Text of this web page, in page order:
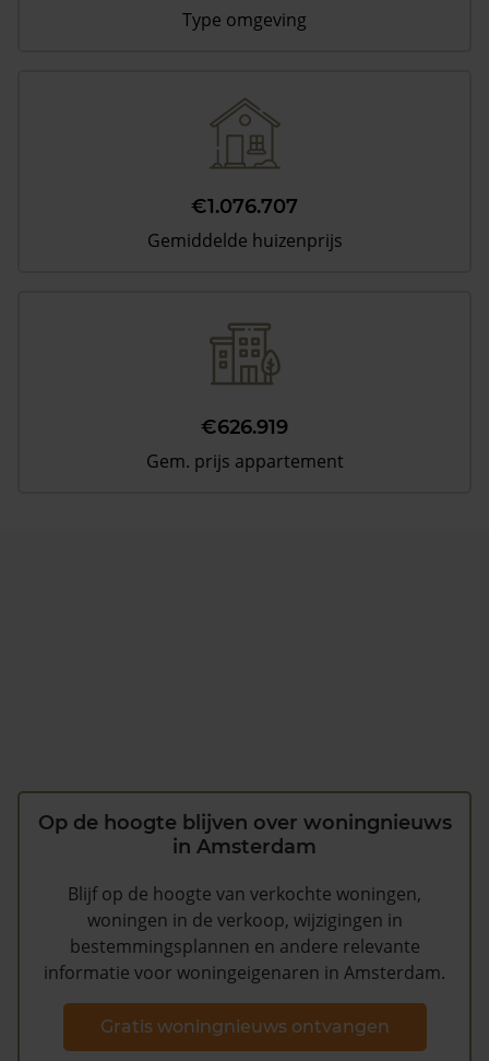
Type omgeving
€1.076.707
Gemiddelde huizenprijs
€626.919
Gem. prijs appartement
Op de hoogte blijven over woningnieuws
in Amsterdam
Blijf op de hoogte van verkochte woningen,
woningen in de verkoop, wijzigingen in
bestemmingsplannen en andere relevante
informatie voor woningeigenaren in Amsterdam.
Gratis woningnieuws ontvangen